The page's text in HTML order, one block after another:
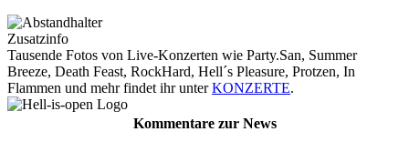
Zusatzinfo
Tausende Fotos von Live-Konzerten wie Party.San, Summer
Breeze, Death Feast, RockHard, Hell´s Pleasure, Protzen, In
Flammen und mehr findet ihr unterKONZERTE.
Kommentare zur News